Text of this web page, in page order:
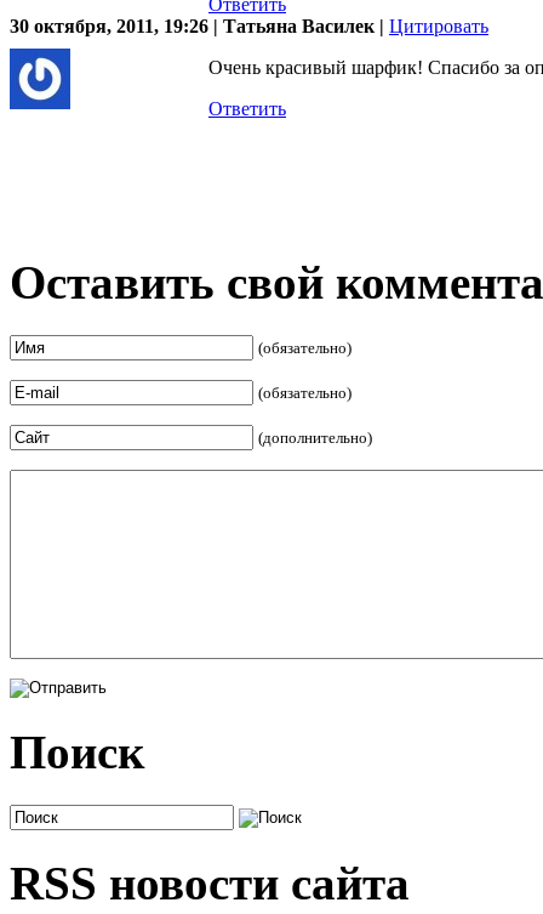
Ответить
30 октября, 2011, 19:26 | Татьяна Василек | Цитировать
Очень красивый шарфик! Спасибо за
Ответить
Оставить свой
(обязательно)
(обязательно)
(дополнительно)
Поиск
RSS новости сайта